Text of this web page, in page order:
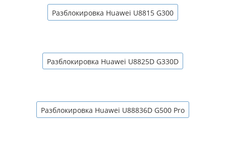
Разблокировка Huawei U8815 G300
Разблокировка Huawei U8825D G330D
Разблокировка Huawei U88836D G500 Pro